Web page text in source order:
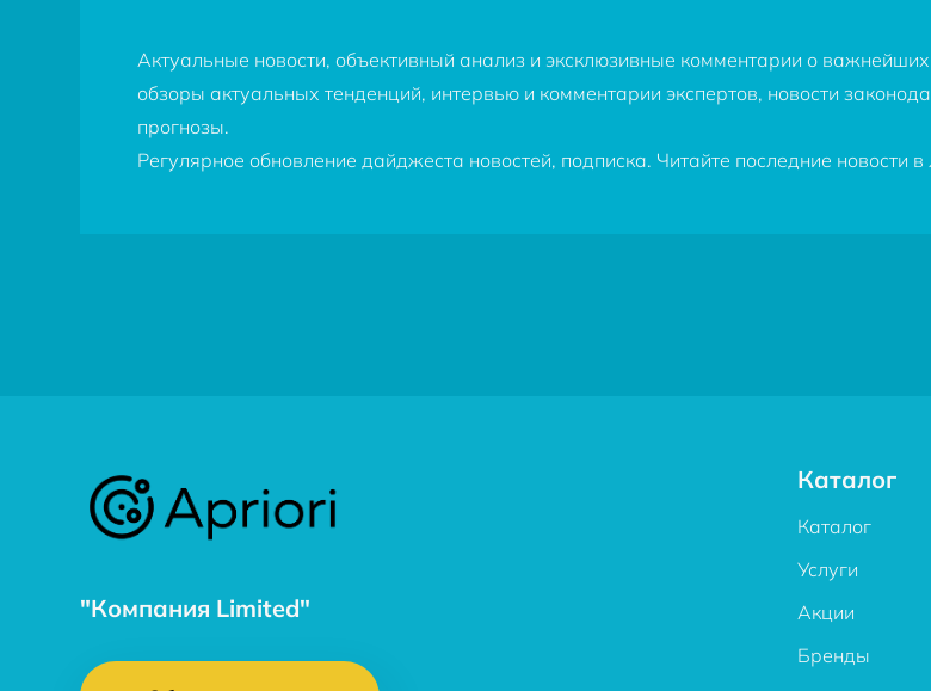
Актуальные новости, объективный анализ и эксклюзивные комментарии о
обзоры актуальных тенденций, интервью и комментарии экспертов, новости
прогнозы.
Регулярное обновление дайджеста новостей, подписка. Читайте последние новости в
"Компания Limited"
Каталог
Каталог
Услуги
Акции
Бренды